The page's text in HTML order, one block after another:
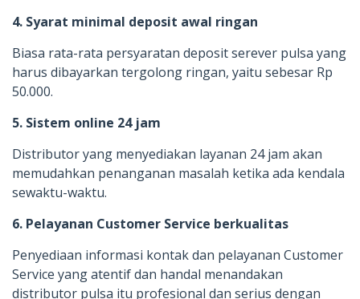
4. Syarat minimal deposit awal ringan
Biasa rata-rata persyaratan deposit serever pulsa yang
harus dibayarkan tergolong ringan, yaitu sebesar Rp
50.000.
5. Sistem online 24 jam
Distributor yang menyediakan layanan 24 jam akan
memudahkan penanganan masalah ketika ada kendala
sewaktu-waktu.
6. Pelayanan Customer Service berkualitas
Penyediaan informasi kontak dan pelayanan Customer
Service yang atentif dan handal menandakan
distributor pulsa itu profesional dan serius dengan